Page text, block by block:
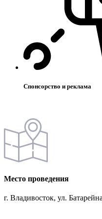
Спонсорство и реклама
Место проведения
г. Владивосток, ул.